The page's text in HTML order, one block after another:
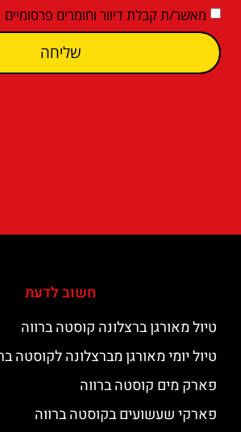
מאשר/ת קבלת דיוור וחומרים פרסומיים
שליחה
חשוב לדעת
טיול מאורגן ברצלונה קוסטה ברווה
טיול יומי מאורגן מברצלונה לקוסטה
פארק מים קוסטה ברווה
פארקי שעשועים בקוסטה ברווה